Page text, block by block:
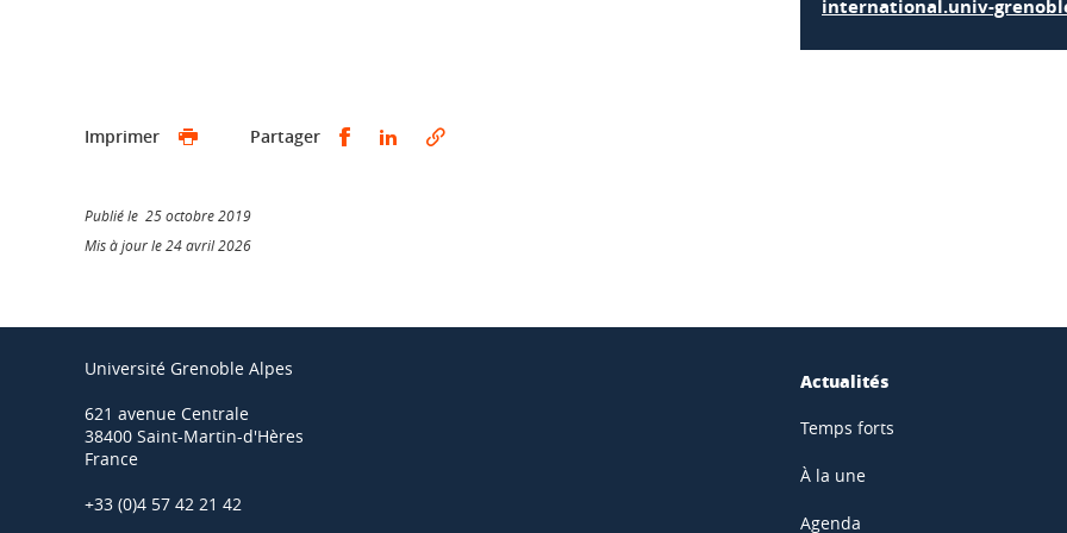
international.univ-
Imprimer Partager Partager sur Facebook
Partager sur LinkedIn
Publié le 25 octobre 2019
Mis à jour le 24 avril 2026
Université Grenoble Alpes
621 avenue Centrale
38400 Saint-Martin-d'Hères
France
+33 (0)4 57 42 21 42
Actualités
Temps forts
À la une
Agenda